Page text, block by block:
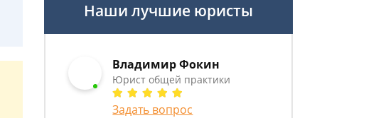
Наши лучшие юристы
Владимир Фокин
Юрист общей практики
Задать вопрос